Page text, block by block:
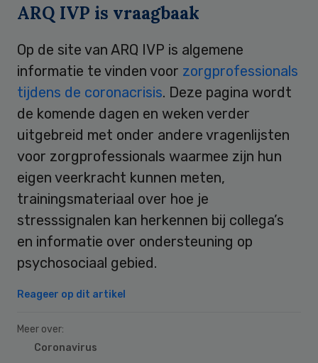
ARQ IVP is vraagbaak
Op de site van ARQ IVP is algemene
informatie te vinden voor zorgprofessionals
tijdens de coronacrisis. Deze pagina wordt
de komende dagen en weken verder
uitgebreid met onder andere vragenlijsten
voor zorgprofessionals waarmee zijn hun
eigen veerkracht kunnen meten,
trainingsmateriaal over hoe je
stresssignalen kan herkennen bij collega’s
en informatie over ondersteuning op
psychosociaal gebied.
Reageer op dit artikel
Meer over:
Coronavirus